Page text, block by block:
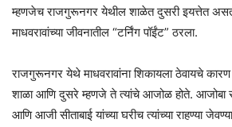
म्हणजेच राजगुरूनगर येथील शाळेत दुसरी इयत्तेत
माधवरावांच्या जीवनातील “टर्निंग पॉईंट” ठरला.
राजगुरूनगर येथे माधवरावांना शिकायला ठेवायचे
शाळा आणि दुसरे म्हणजे ते त्यांचे आजोळ होते. आजोबा
आणि आजी सीताबाई यांच्या घरीच त्यांच्या राहण्या